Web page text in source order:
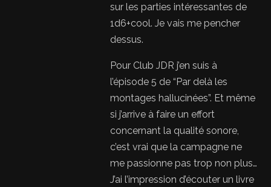
sur les parties intéressantes de
1d6+cool. Je vais me pencher
dessus.
Pour Club JDR j’en suis à
l’épisode 5 de “Par delà les
montages hallucinées”. Et même
si j’arrive à faire un effort
concernant la qualité sonore,
c’est vrai que la campagne ne
me passionne pas trop non plus…
J’ai l’impression d’écouter un livre